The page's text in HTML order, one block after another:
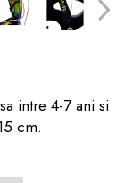
intre 4-7 ani si
cm.